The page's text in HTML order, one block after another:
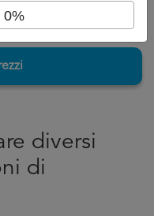
diversi
di
0%